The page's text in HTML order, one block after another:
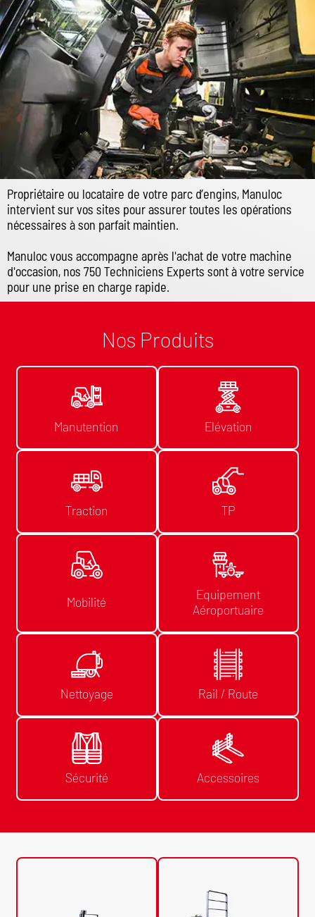
Propriétaire ou locataire de votre parc d’engins, Manuloc
intervient sur vos sites pour assurer toutes les opérations
nécessaires à son parfait maintien.
Manuloc vous accompagne après l'achat de votre machine
d'occasion, nos 750 Techniciens Experts sont à votre service
pour une prise en charge rapide.
Nos Produits
Manutention Elévation
Traction TP
Mobilité
Equipement
Aéroportuaire
Nettoyage Rail / Route
Sécurité Accessoires